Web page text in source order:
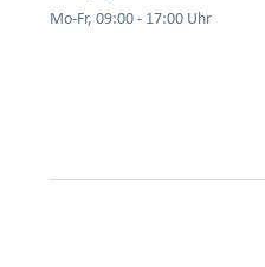
Mo-Fr, 09:00 - 17:00 Uhr